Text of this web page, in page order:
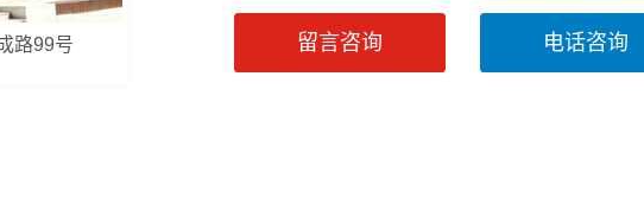
路99号 留言咨询 电话咨询